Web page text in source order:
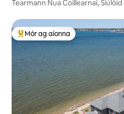
Tearmann Nua Coillearnaí, Siúlóid
An-mhór ag aíonna
Mór ag aíonna